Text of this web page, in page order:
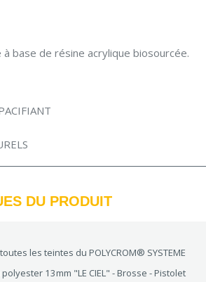
base de résine acrylique biosourcée.
DU PRODUIT
les teintes du POLYCROM® SYSTEME
13mm "LE CIEL" - Brosse - Pistolet